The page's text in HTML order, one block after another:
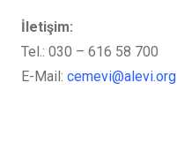
İletişim:
Tel.: 030 – 616 58 700
E-Mail: cemevi@alevi.org